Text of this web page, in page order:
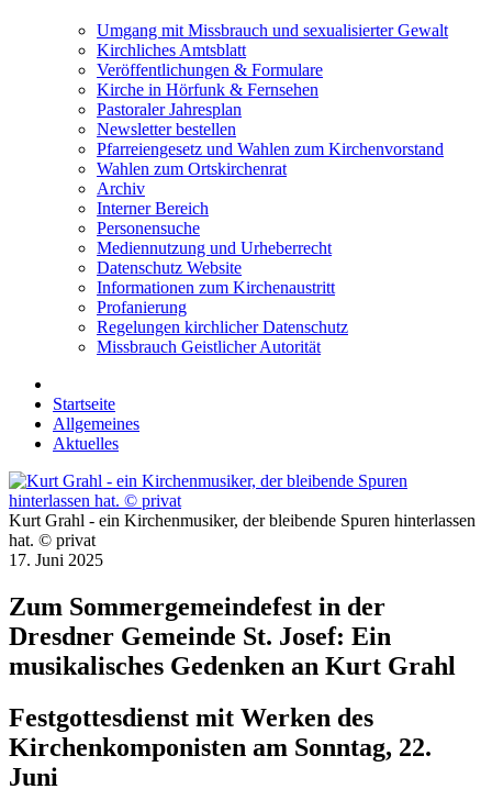
Umgang mit Missbrauch und sexualisierter Gewalt
Kirchliches Amtsblatt
Veröffentlichungen & Formulare
Kirche in Hörfunk & Fernsehen
Pastoraler Jahresplan
Newsletter bestellen
Pfarreiengesetz und Wahlen zum Kirchenvorstand
Wahlen zum Ortskirchenrat
Archiv
Interner Bereich
Personensuche
Mediennutzung und Urheberrecht
Datenschutz Website
Informationen zum Kirchenaustritt
Profanierung
Regelungen kirchlicher Datenschutz
Missbrauch Geistlicher Autorität
Startseite
Allgemeines
Aktuelles
Kurt Grahl - ein Kirchenmusiker, der bleibende Spuren hinterlassen
hat. © privat
17. Juni 2025
Zum Sommergemeindefest in der
Dresdner Gemeinde St. Josef: Ein
musikalisches Gedenken an Kurt Grahl
Festgottesdienst mit Werken des
Kirchenkomponisten am Sonntag, 22.
Juni